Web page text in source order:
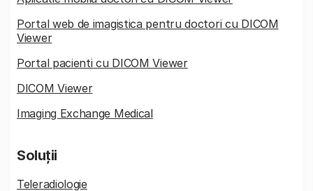
Portal web de imagistica pentru doctori cu DICOM
Viewer
Portal pacienti cu DICOM Viewer
DICOM Viewer
Imaging Exchange Medical
Soluții
Teleradiologie